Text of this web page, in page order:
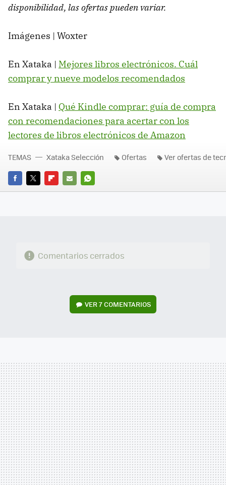
disponibilidad, las ofertas pueden variar.
Imágenes | Woxter
En Xataka | Mejores libros electrónicos. Cuál
comprar y nueve modelos recomendados
En Xataka | Qué Kindle comprar: guía de compra
con recomendaciones para acertar con los
lectores de libros electrónicos de Amazon
FACEBOOK
TWITTERFLIPBOARD
E-
WHATSAPP
TEMAS Xataka Selección Ofertas Ver ofertas de
Comentarios cerrados
VER7 COMENTARIOS